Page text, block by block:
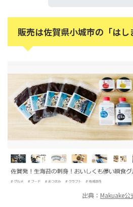
販売は佐賀県小城市の「はし
出典： Makuake公